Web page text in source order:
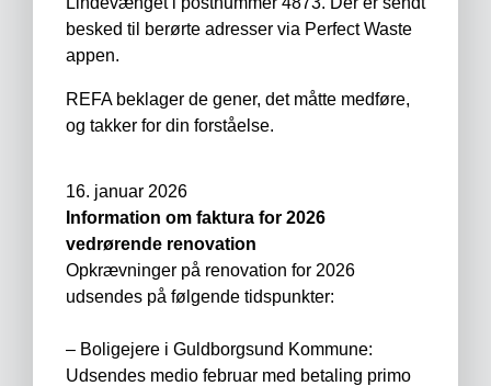
besked til berørte adresser via Perfect Waste
appen.
REFA beklager de gener, det måtte medføre,
og takker for din forståelse.
16. januar 2026
Information om faktura for 2026
vedrørende renovation
Opkrævninger på renovation for 2026
udsendes på følgende tidspunkter:
– Boligejere i Guldborgsund Kommune:
Udsendes medio februar med betaling primo